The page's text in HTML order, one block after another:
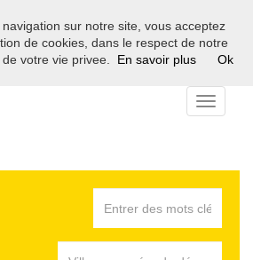
des professionnels de la location en
France
Toggle
sur notre site, vous acceptez
de cookies, dans le respect de notre
votre vie privee.
En savoir plus Ok